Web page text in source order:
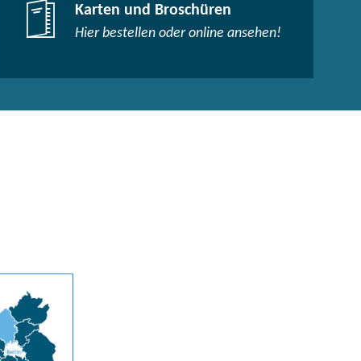
Karten und Broschüren
Hier bestellen oder online ansehen!